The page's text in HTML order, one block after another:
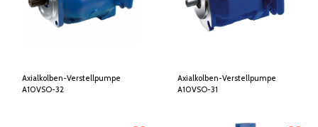
Axialkolben-Verstellpumpe
A10VSO-32
Axialkolben-Verstellpumpe
A10VSO-31